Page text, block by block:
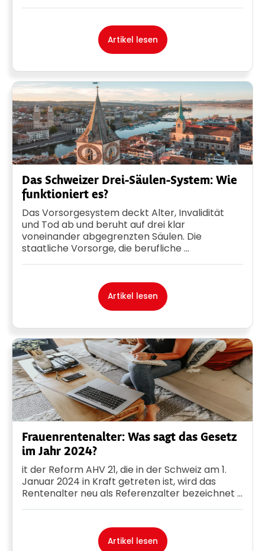
Artikel lesen
Das Schweizer Drei-Säulen-System: Wie
funktioniert es?
Das Vorsorgesystem deckt Alter, Invalidität
und Tod ab und beruht auf drei klar
voneinander abgegrenzten Säulen. Die
staatliche Vorsorge, die berufliche ...
Artikel lesen
Frauenrentenalter: Was sagt das Gesetz
im Jahr 2024?
it der Reform AHV 21, die in der Schweiz am 1.
Januar 2024 in Kraft getreten ist, wird das
Rentenalter neu als Referenzalter bezeichnet ...
Artikel lesen